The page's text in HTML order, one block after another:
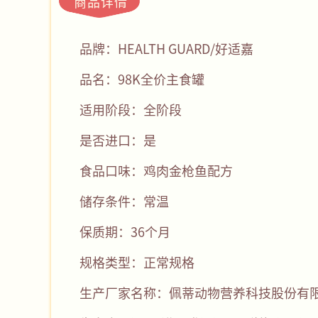
品牌：HEALTH GUARD/好适嘉
品名：98K全价主食罐
适用阶段：全阶段
是否进口：是
食品口味：鸡肉金枪鱼配方
储存条件：常温
保质期：36个月
规格类型：正常规格
生产厂家名称：佩蒂动物营养科技股份有